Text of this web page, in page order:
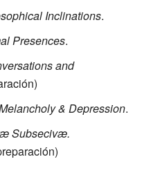
Inclinations.
Presences.
and
& Depression.
Subsecivæ.